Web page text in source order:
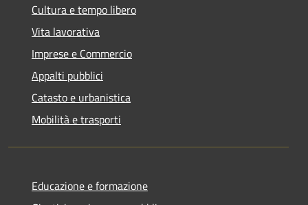
Cultura e tempo libero
Vita lavorativa
Imprese e Commercio
Appalti pubblici
Catasto e urbanistica
Mobilità e trasporti
Educazione e formazione